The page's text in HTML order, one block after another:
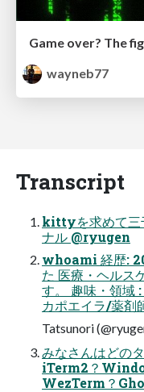
wayneb77
Transcript
kittyを求めて三
ナル @ryugen
whoami 経歴:
た 医療・ヘルス
す。 趣味・領域
カポエイラ/薬
Tatsunori
みなさんはどの
iTerm2？
WezTerm？